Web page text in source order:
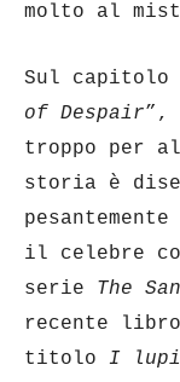
molto al
Sul capitolo
of Despair”,
troppo per
storia è
il celebre
serie The
recente
titolo I lupi